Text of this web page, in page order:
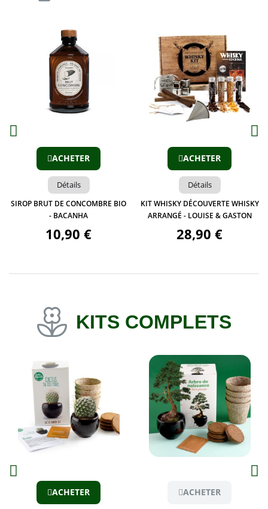
Aperçu
ACHETER
Détails
SIROP BRUT DE CONCOMBRE BIO
- BACANHA
10,90 €
Aperçu
ACHETER
Détails
KIT WHISKY DÉCOUVERTE WHISKY
ARRANGÉ - LOUISE & GASTON
28,90 €
KITS COMPLETS
Aperçu
ACHETER
Aperçu
ACHETER